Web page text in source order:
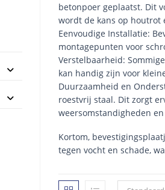
betonpoer geplaatst. Dit
wordt de kans op houtrot
Eenvoudige Installatie:
montagepunten voor
Verstelbaarheid:
kan handig zijn voor
Duurzaamheid en
roestvrij staal. Dit zorgt
weersomstandigheden
Kortom,
tegen vocht en schade,